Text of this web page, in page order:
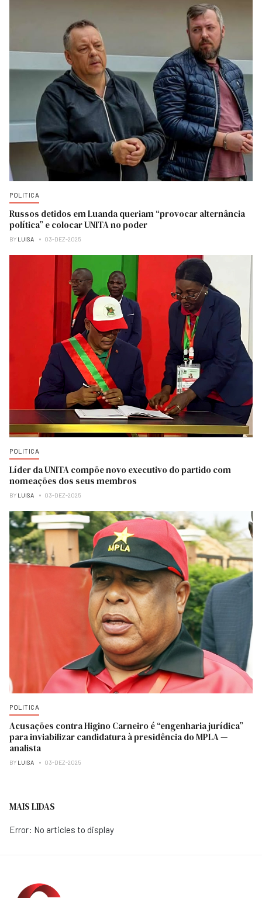
POLITICA
Russos detidos em Luanda queriam “provocar alternância
política” e colocar UNITA no poder
BY LUISA 03-DEZ-2025
POLITICA
Líder da UNITA compõe novo executivo do partido com
nomeações dos seus membros
BY LUISA 03-DEZ-2025
POLITICA
Acusações contra Higino Carneiro é “engenharia jurídica”
para inviabilizar candidatura à presidência do MPLA —
analista
BY LUISA 03-DEZ-2025
MAIS LIDAS
Error: No articles to display